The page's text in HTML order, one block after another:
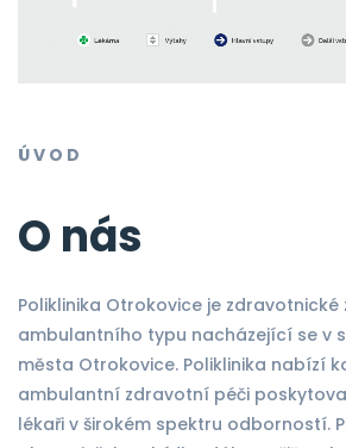
ÚVOD
O nás
Poliklinika Otrokovice je zdravotnické zařízení
ambulantního typu nacházející se v
města Otrokovice. Poliklinika nabízí
ambulantní zdravotní péči
lékaři v širokém spektru odborností.